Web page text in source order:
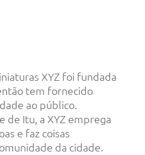
XYZ foi fundada
tem fornecido
ao público.
de Itu, a XYZ emprega
e faz coisas
da cidade.